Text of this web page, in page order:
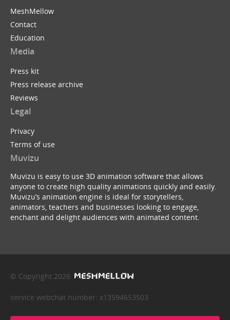
MeshMellow
Contact
Education
Media
Press kit
Press release archive
Reviews
Legal
Privacy
Terms of use
Muvizu
Muvizu is easy to use 3D animation software that allows
anyone to create high quality animations quickly and easily.
Muvizu’s animation engine is ideal for storytellers,
animators, teachers and businesses looking to engage,
enchant and delight audiences with animated content.
© Copyright 2026
service webchat number: x13594653503